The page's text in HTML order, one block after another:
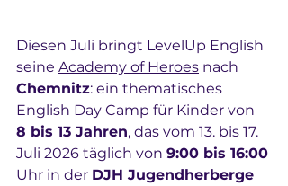
Diesen Juli bringt LevelUp English
seine Academy of Heroes nach
Chemnitz: ein thematisches
English Day Camp für Kinder von
8 bis 13 Jahren, das vom 13. bis 17.
Juli 2026 täglich von 9:00 bis 16:00
Uhr in der DJH Jugendherberge